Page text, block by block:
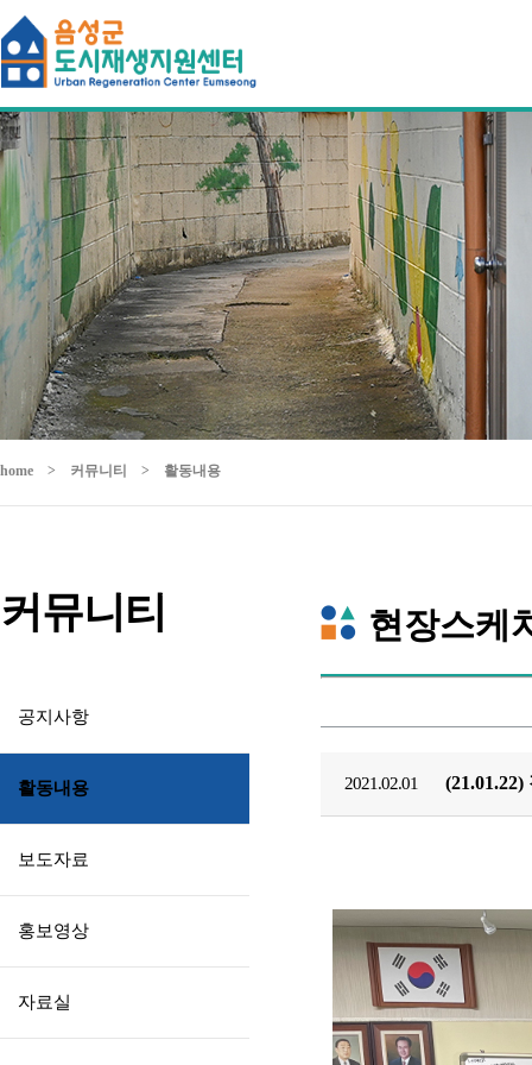
home > 커뮤니티 > 활동내용
커뮤니티
공지사항
활동내용
보도자료
홍보영상
자료실
현장스케
2021.02.01